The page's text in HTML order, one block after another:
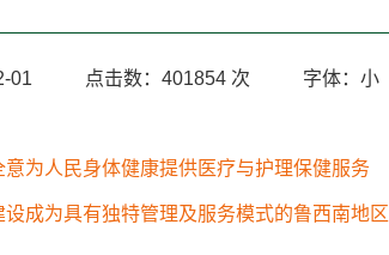
01 点击数： 401854 次 字体： 小
意为人民身体健康提供医疗与护理保健服务
为具有独特管理及服务模式的鲁西南地区